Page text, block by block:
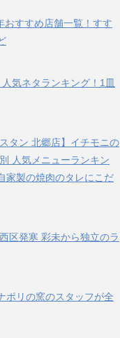
すすめ店舗一覧！すす
気ネタランキング！1皿
タン 北郷店】イチモニの
人気メニューランキン
家製の焼肉のタレにこだ
区発寒 彩未から独立のラ
ポリの窯のスタッフが全